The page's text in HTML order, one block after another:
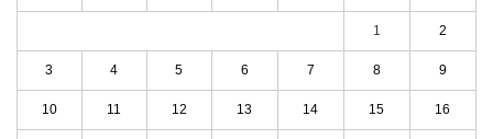
1 2
3 4 5 6 7 8 9
10 11 12 13 14 15 16